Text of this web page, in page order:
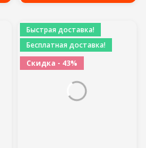
Быстрая доставка!
Бесплатная доставка!
Скидка - 43%